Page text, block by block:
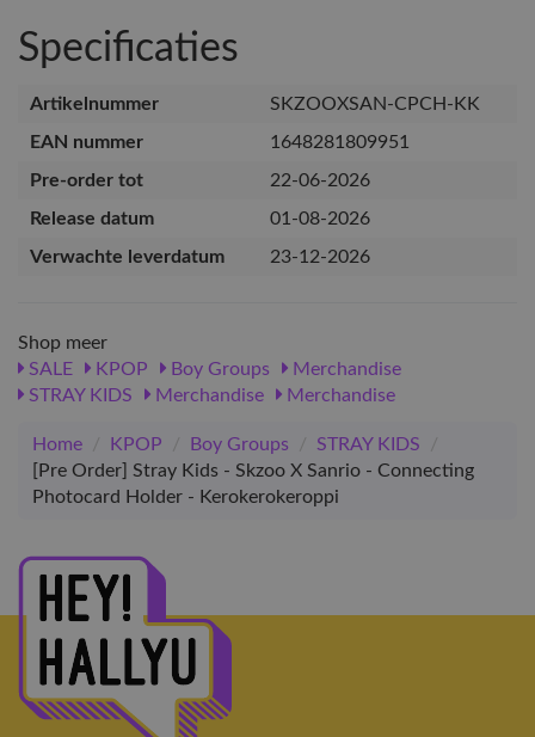
Specificaties
Artikelnummer
SKZOOXSAN-CPCH-KK
EAN nummer
1648281809951
Pre-order tot
22-06-2026
Release datum
01-08-2026
Verwachte leverdatum
23-12-2026
Shop meer
SALE
KPOP Boy Groups
Merchandise
STRAY KIDS
Merchandise Merchandise
Home / KPOP / Boy Groups / STRAY KIDS
/
[Pre Order] Stray Kids - Skzoo X Sanrio - Connecting
Photocard Holder - Kerokerokeroppi